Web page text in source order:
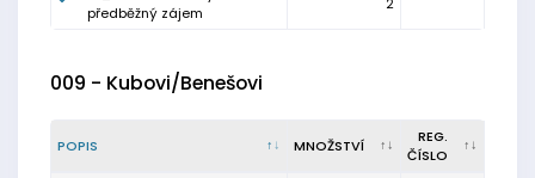
předběžný zájem
009 - Kubovi/Benešovi
POPIS MNOŽSTVÍ
REG.
ČÍSLO